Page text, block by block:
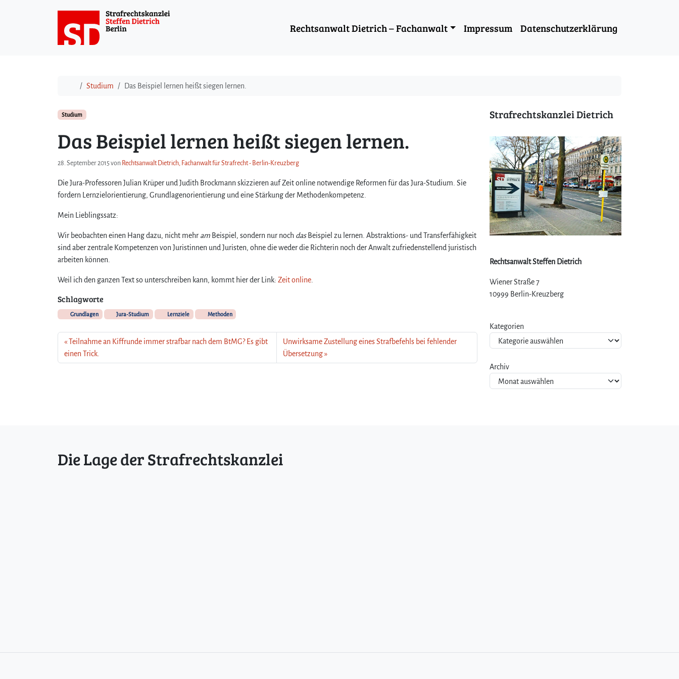
Rechtsanwalt Dietrich – Fachanwalt Impressum Datenschutzerklärung
StartStudium Das Beispiel lernen heißt siegen lernen.
Studium
Das Beispiel lernen heißt siegen lernen.
28. September 2015von Rechtsanwalt Dietrich, Fachanwalt für Strafrecht - Berlin-Kreuzberg
Die Jura-Professoren Julian Krüper und Judith Brockmann skizzieren auf Zeit online notwendige Reformen für das Jura-Studium. Sie
fordern Lernzielorientierung, Grundlagenorientierung und eine Stärkung der Methodenkompetenz.
Mein Lieblingssatz:
Wir beobachten einen Hang dazu, nicht mehr am Beispiel, sondern nur noch dasBeispiel zu lernen. Abstraktions- und Transferfähigkeit
sind aber zentrale Kompetenzen von Juristinnen und Juristen, ohne die weder die Richterin noch der Anwalt zufriedenstellend juristisch
arbeiten können.
Weil ich den ganzen Text so unterschreiben kann, kommt hier der Link: Zeit online
Schlagworte
Grundlagen Jura-Studium Lernziele Methoden
Teilnahme an Kiffrunde immer strafbar nach dem BtMG? Es gibt
einen Trick.
Unwirksame Zustellung eines Strafbefehls bei fehlender
Übersetzung
Strafrechtskanzlei Dietrich
Rechtsanwalt Steffen Dietrich
Wiener Straße 7
10999 Berlin-Kreuzberg
Kategorien
Archiv
Die Lage der Strafrechtskanzlei